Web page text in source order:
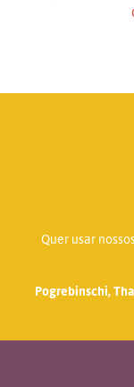
Quer usar
Pogrebinschi,